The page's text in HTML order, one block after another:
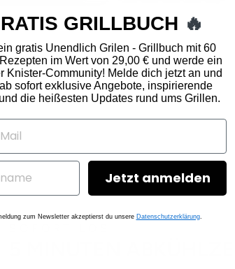
5 MINUTEN
GRILLBUCH 🔥
gratis Unendlich Grilen - Grillbuch mit 60
im Wert von 29,00 € und werde ein
Knister-Community! Melde dich jetzt an und
sofort exklusive Angebote, inspirierende
die heißesten Updates rund ums Grillen.
Jetzt anmelden
zum Newsletter akzeptierst du unsere Datenschutzerklärung.